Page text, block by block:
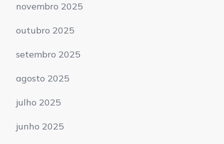
novembro 2025
outubro 2025
setembro 2025
agosto 2025
julho 2025
junho 2025